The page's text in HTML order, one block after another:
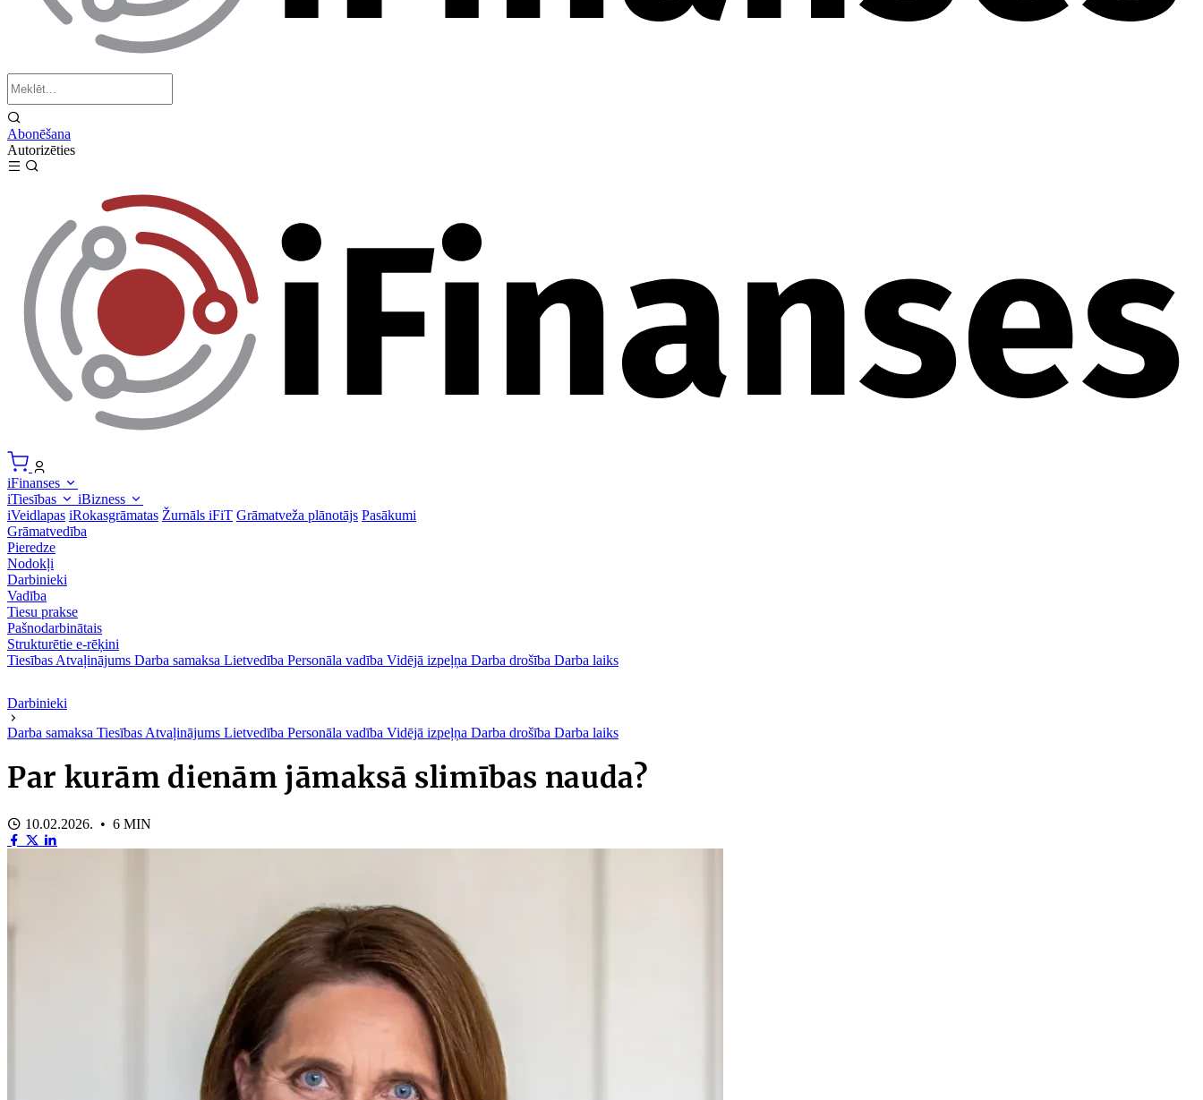
Abonēšana
Autorizēties
iFinanses
iTiesības
iBizness
iVeidlapas iRokasgrāmatas Žurnāls iFiT Grāmatveža plānotājs Pasākumi
Grāmatvedība
Pieredze
Nodokļi
Darbinieki
Vadība
Tiesu prakse
Pašnodarbinātais
Strukturētie e-rēķini
Tiesības Atvaļinājums Darba samaksa Lietvedība Personāla vadība Vidējā izpeļņa Darba drošība Darba laiks
Darbinieki
Darba samaksa Tiesības Atvaļinājums Lietvedība Personāla vadība Vidējā izpeļņa Darba drošība Darba laiks
Par kurām dienām jāmaksā slimības nauda?
10.02.2026. • 6 MIN